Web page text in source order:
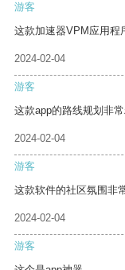
游客
这款加速器VPM应用程
2024-02-04
游客
这款app的路线规划非
2024-02-04
游客
这款软件的社区氛围非
2024-02-04
游客